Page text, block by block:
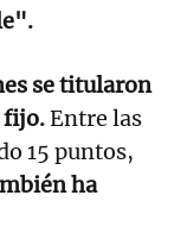
se titularon
fijo.Entre las
15 puntos,
ha